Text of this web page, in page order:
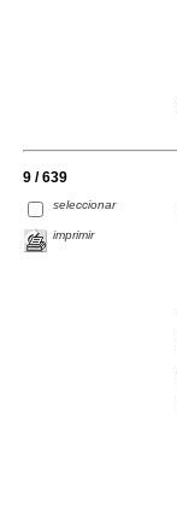
9 / 639
seleccionar
imprimir